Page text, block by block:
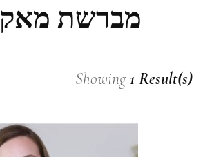
מברשת מאק 263
Showing1 Result(s)